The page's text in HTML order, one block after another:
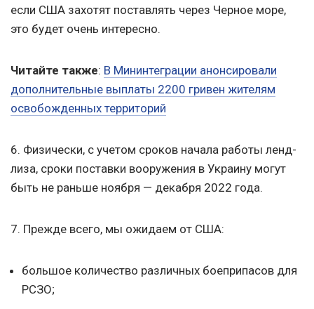
если США захотят поставлять через Черное море,
это будет очень интересно.
Читайте также: В Мининтеграции анонсировали
дополнительные выплаты 2200 гривен жителям
освобожденных территорий
6. Физически, с учетом сроков начала работы ленд-
лиза, сроки поставки вооружения в Украину могут
быть не раньше ноября — декабря 2022 года.
7. Прежде всего, мы ожидаем от США:
большое количество различных боеприпасов для
РСЗО;